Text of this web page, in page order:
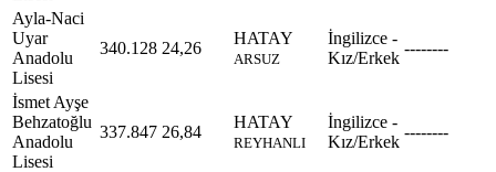
Ayla-Naci
Uyar
Anadolu
Lisesi
340.128 24,26
HATAY
ARSUZ
İngilizce -
Kız/Erkek
--------
İsmet Ayşe
Behzatoğlu
Anadolu
Lisesi
337.847 26,84
HATAY
REYHANLI
İngilizce -
Kız/Erkek
--------